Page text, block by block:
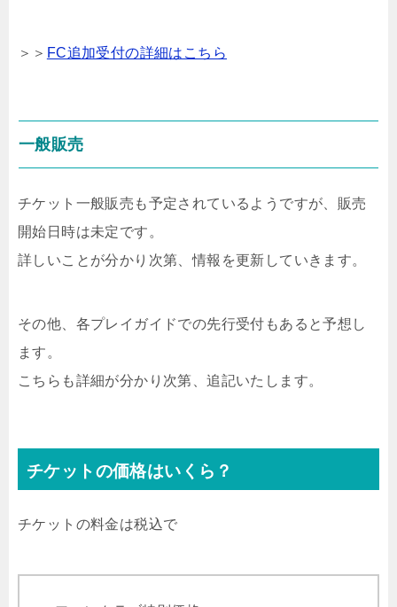
＞＞ FC追加受付の詳細はこちら
一般販売
チケット一般販売も予定されているようですが、販売
開始日時は未定です。
詳しいことが分かり次第、情報を更新していきます。
その他、各プレイガイドでの先行受付もあると予想し
ます。
こちらも詳細が分かり次第、追記いたします。
チケットの価格はいくら？
チケットの料金は税込で